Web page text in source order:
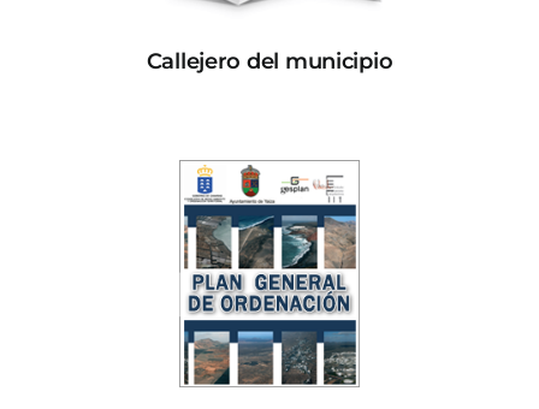
Callejero del municipio